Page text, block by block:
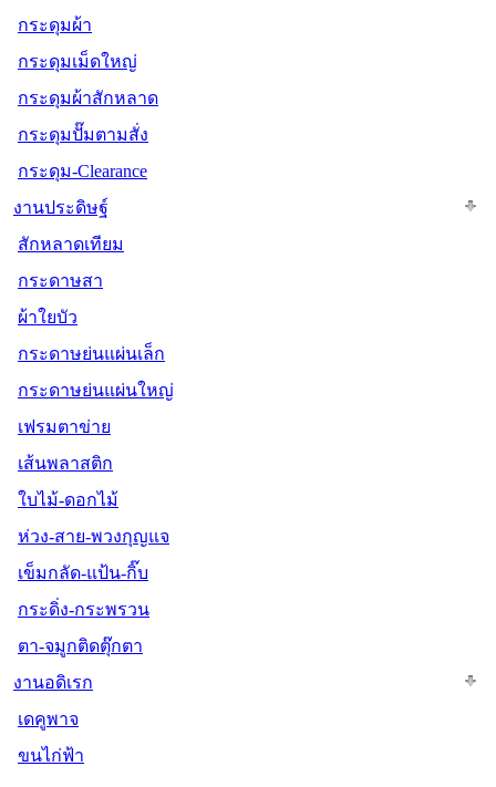
กระดุมผ้า
กระดุมเม็ดใหญ่
กระดุมผ้าสักหลาด
กระดุมปั๊มตามสั่ง
กระดุม-Clearance
งานประดิษฐ์
สักหลาดเทียม
กระดาษสา
ผ้าใยบัว
กระดาษย่นแผ่นเล็ก
กระดาษย่นแผ่นใหญ่
เฟรมตาข่าย
เส้นพลาสติก
ใบไม้-ดอกไม้
ห่วง-สาย-พวงกุญแจ
เข็มกลัด-แป้น-กิ๊บ
กระดิ่ง-กระพรวน
ตา-จมูกติดตุ๊กตา
งานอดิเรก
เดคูพาจ
ขนไก่ฟ้า